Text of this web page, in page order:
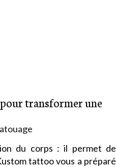
transformer une
du corps : il permet de
tattoo vous a préparé